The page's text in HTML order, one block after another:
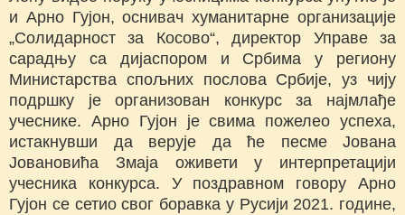
и Арно Гујон, оснивач хуманитарне организације
„Солидарност за Косово“, директор Управе за
сарадњу са дијаспором и Србима у региону
Министарства спољних послова Србије, уз чију
подршку је организован конкурс за најмлађе
учеснике. Арно Гујон је свима пожелео успеха,
истакнувши да верује да ће песме Јована
Јовановића Змаја оживети у интерпретацији
учесника конкурса. У поздравном говору Арно
Гујон се сетио свог боравка у Русији 2021. године,